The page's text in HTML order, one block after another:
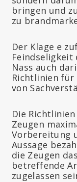
bringen und
zu
Der Klage e
Feindseligkeit
Nass auch
Richtlinien für
von
Die
Zeugen
Vorbereitung
Aussage
die Zeugen
betreffende
zugelassen